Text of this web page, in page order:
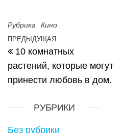
Рубрика Кино
Навигация по
Предыдущая запись
ПРЕДЫДУЩАЯ
10 комнатных
растений, которые могут
принести любовь в дом.
РУБРИКИ
Без рубрики